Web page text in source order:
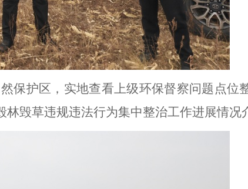
保护区，实地查看上级环保督察问题点位
林毁草违规违法行为集中整治工作进展情况